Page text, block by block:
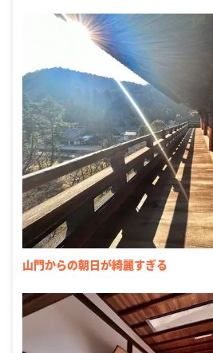
山門からの朝日が綺麗すぎる